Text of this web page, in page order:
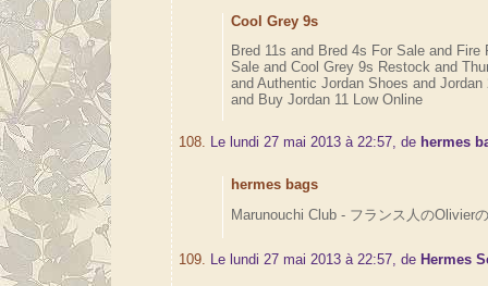
Cool Grey 9s
Bred 11s and Bred 4s For Sale and Fire
Sale and Cool Grey 9s Restock and
and Authentic Jordan Shoes and Jordan
and Buy Jordan 11 Low Online
108. Le lundi 27 mai 2013 à 22:57, de hermes
hermes bags
Marunouchi Club - フランス人のOlivier
109. Le lundi 27 mai 2013 à 22:57, de Hermes